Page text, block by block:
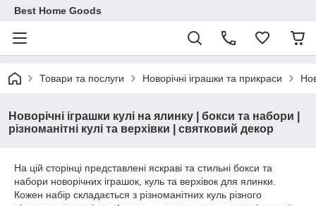
Best Home Goods
Товари та послуги Новорічні іграшки та прикраси
Новорічні іграшки кулі на ялинку | бокси та набори |
різноманітні кулі та верхівки | святковий декор
На цій сторінці представлені яскраві та стильні бокси та
набори новорічних іграшок, куль та верхівок для ялинки.
Кожен набір складається з різноманітних куль різного